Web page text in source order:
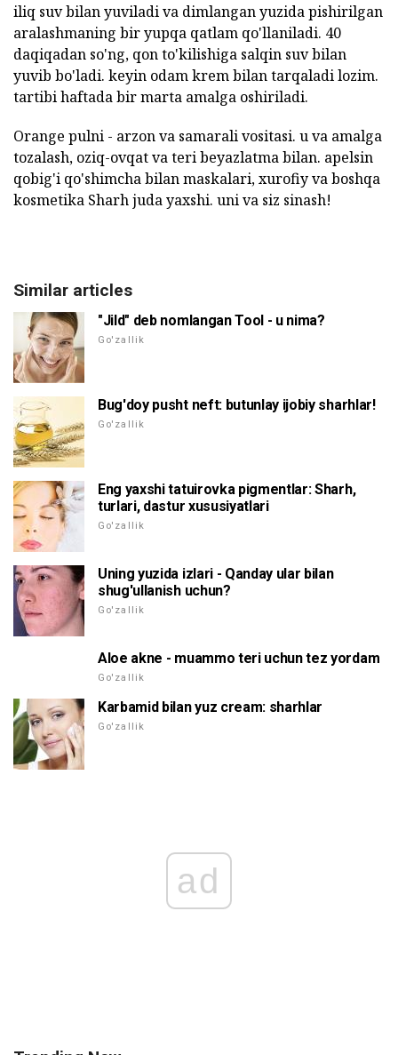
iliq suv bilan yuviladi va dimlangan yuzida pishirilgan
aralashmaning bir yupqa qatlam qo'llaniladi. 40
daqiqadan so'ng, qon to'kilishiga salqin suv bilan
yuvib bo'ladi. keyin odam krem bilan tarqaladi lozim.
tartibi haftada bir marta amalga oshiriladi.
Orange pulni - arzon va samarali vositasi. u va amalga
tozalash, oziq-ovqat va teri beyazlatma bilan. apelsin
qobig'i qo'shimcha bilan maskalari, xurofiy va boshqa
kosmetika Sharh juda yaxshi. uni va siz sinash!
Similar articles
"Jild" deb nomlangan Tool - u nima?
Go'zallik
Bug'doy pusht neft: butunlay ijobiy sharhlar!
Go'zallik
Eng yaxshi tatuirovka pigmentlar: Sharh,
turlari, dastur xususiyatlari
Go'zallik
Uning yuzida izlari - Qanday ular bilan
shug'ullanish uchun?
Go'zallik
Aloe akne - muammo teri uchun tez yordam
Go'zallik
Karbamid bilan yuz cream: sharhlar
Go'zallik
ad